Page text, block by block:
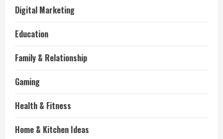
Digital Marketing
Education
Family & Relationship
Gaming
Health & Fitness
Home & Kitchen Ideas